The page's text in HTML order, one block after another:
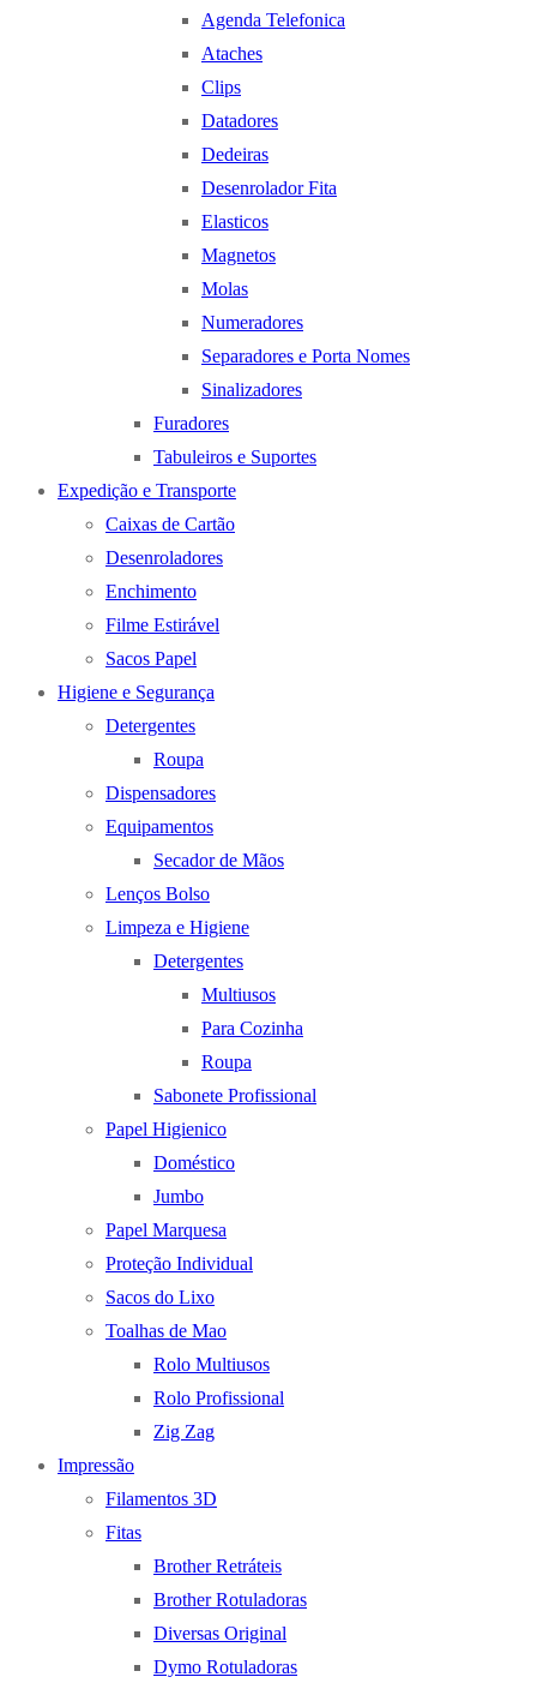
Agenda Telefonica
Ataches
Clips
Datadores
Dedeiras
Desenrolador Fita
Elasticos
Magnetos
Molas
Numeradores
Separadores e Porta Nomes
Sinalizadores
Furadores
Tabuleiros e Suportes
Expedição e Transporte
Caixas de Cartão
Desenroladores
Enchimento
Filme Estirável
Sacos Papel
Higiene e Segurança
Detergentes
Roupa
Dispensadores
Equipamentos
Secador de Mãos
Lenços Bolso
Limpeza e Higiene
Detergentes
Multiusos
Para Cozinha
Roupa
Sabonete Profissional
Papel Higienico
Doméstico
Jumbo
Papel Marquesa
Proteção Individual
Sacos do Lixo
Toalhas de Mao
Rolo Multiusos
Rolo Profissional
Zig Zag
Impressão
Filamentos 3D
Fitas
Brother Retráteis
Brother Rotuladoras
Diversas Original
Dymo Rotuladoras